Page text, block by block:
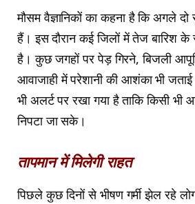
मौसम वैज्ञानिकों का कहना है कि अगले
हैं। इस दौरान कई जिलों में तेज बारिश
है। कुछ जगहों पर पेड़ गिरने, बिजली
आवाजाही में परेशानी की आशंका भी
भी अलर्ट पर रखा गया है ताकि किसी भी
निपटा जा सके।
तापमान में मिलेगी राहत
पिछले कुछ दिनों से भीषण गर्मी झेल रहे